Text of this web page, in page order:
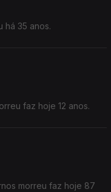
há 35 anos.
faz hoje 12 anos.
morreu faz hoje 87